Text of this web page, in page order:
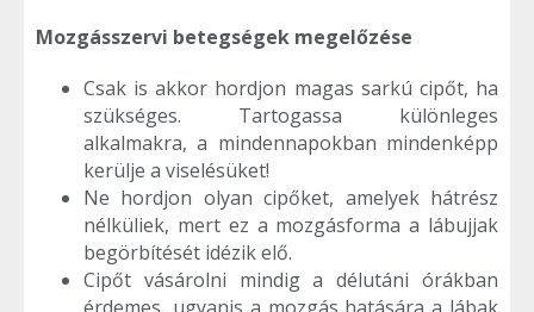
Mozgásszervi betegségek megelőzése
Csak is akkor hordjon magas sarkú cipőt, ha
szükséges. Tartogassa különleges
alkalmakra, a mindennapokban mindenképp
kerülje a viselésüket!
Ne hordjon olyan cipőket, amelyek hátrész
nélküliek, mert ez a mozgásforma a lábujjak
begörbítését idézik elő.
Cipőt vásárolni mindig a délutáni órákban
érdemes, ugyanis a mozgás hatására a lábak